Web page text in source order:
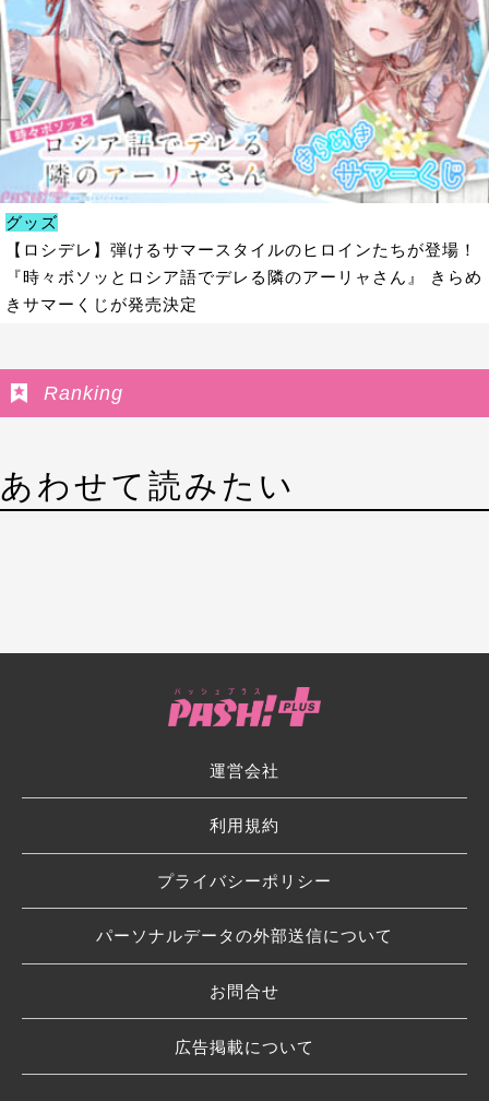
グッズ
【ロシデレ】弾けるサマースタイルのヒロインたちが登場！
『時々ボソッとロシア語でデレる隣のアーリャさん』 きらめ
きサマーくじが発売決定
Ranking
あわせて読みたい
運営会社
利用規約
プライバシーポリシー
パーソナルデータの外部送信について
お問合せ
広告掲載について